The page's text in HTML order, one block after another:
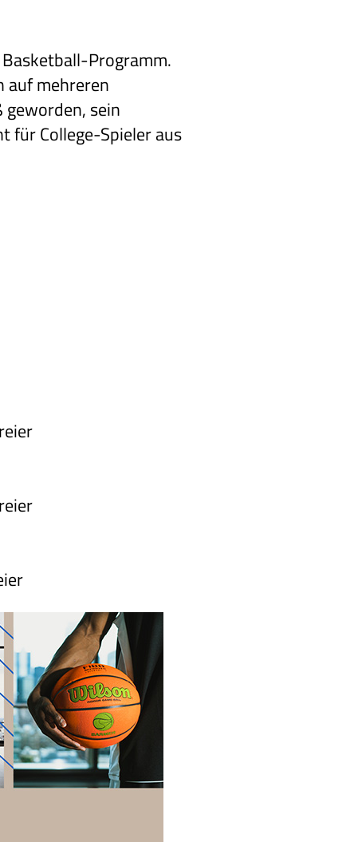
Programm.
auf mehreren
sein
für College-Spieler aus